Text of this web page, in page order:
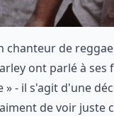
chanteur de
ont parlé à ses
» - il s'agit d'une
de voir juste